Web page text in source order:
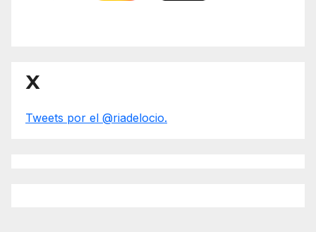
X
Tweets por el @riadelocio.